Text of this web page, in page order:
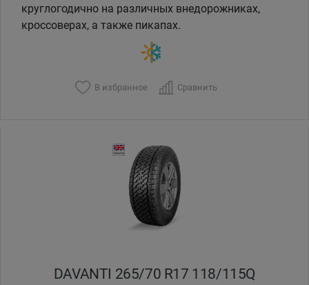
круглогодично на различных внедорожниках,
кроссоверах, а также пикапах.
В избранное Сравнить
DAVANTI 265/70 R17 118/115Q